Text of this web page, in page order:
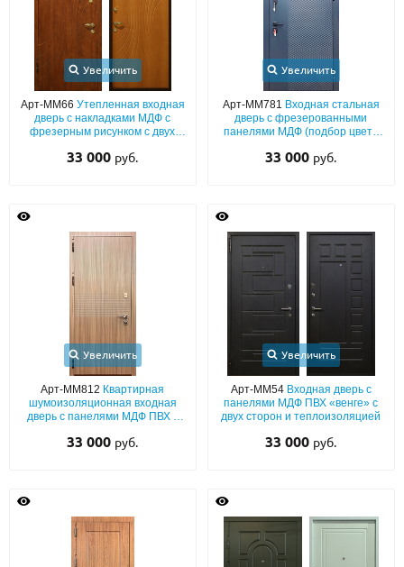
Увеличить
Арт-ММ66 Утепленная входная
дверь с накладками МДФ с
фрезерным рисунком с двух
33 000 руб.
Увеличить
Арт-ММ781 Входная стальная
дверь с фрезерованными
панелями МДФ (подбор цвета
33 000 руб.
Увеличить
Арт-ММ812 Квартирная
шумоизоляционная входная
дверь с панелями МДФ ПВХ с
33 000 руб.
Увеличить
Арт-ММ54 Входная дверь с
панелями МДФ ПВХ «венге» с
двух сторон и теплоизоляцией
33 000 руб.